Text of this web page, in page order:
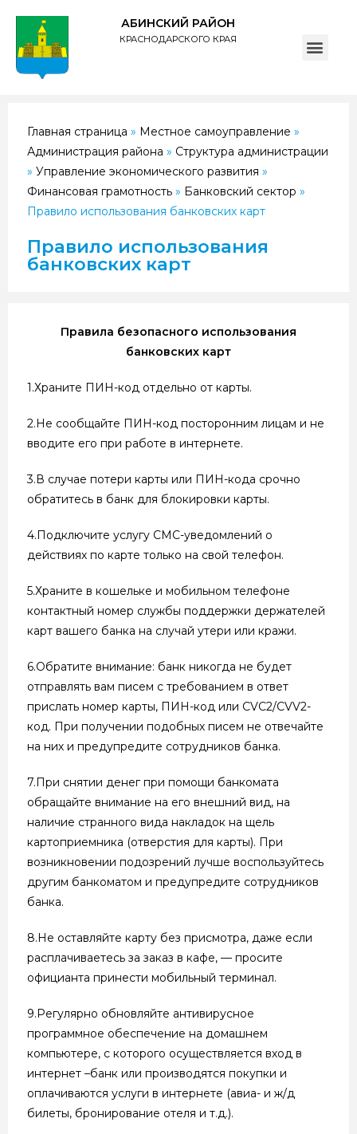
АБИНСКИЙ РАЙОН
КРАСНОДАРСКОГО КРАЯ
Главная страница » Местное самоуправление »
Администрация района » Структура администрации
» Управление экономического развития »
Финансовая грамотность » Банковский сектор »
Правило использования банковских карт
Правило использования
банковских карт
Правила безопасного использования
банковских карт
1.Храните ПИН-код отдельно от карты.
2.Не сообщайте ПИН-код посторонним лицам и не
вводите его при работе в интернете.
3.В случае потери карты или ПИН-кода срочно
обратитесь в банк для блокировки карты.
4.Подключите услугу СМС-уведомлений о
действиях по карте только на свой телефон.
5.Храните в кошельке и мобильном телефоне
контактный номер службы поддержки держателей
карт вашего банка на случай утери или кражи.
6.Обратите внимание: банк никогда не будет
отправлять вам писем с требованием в ответ
прислать номер карты, ПИН-код или CVC2/CVV2-
код. При получении подобных писем не отвечайте
на них и предупредите сотрудников банка.
7.При снятии денег при помощи банкомата
обращайте внимание на его внешний вид, на
наличие странного вида накладок на щель
картоприемника (отверстия для карты). При
возникновении подозрений лучше воспользуйтесь
другим банкоматом и предупредите сотрудников
банка.
8.Не оставляйте карту без присмотра, даже если
расплачиваетесь за заказ в кафе, — просите
официанта принести мобильный терминал.
9.Регулярно обновляйте антивирусное
программное обеспечение на домашнем
компьютере, с которого осуществляется вход в
интернет –банк или производятся покупки и
оплачиваются услуги в интернете (авиа- и ж/д
билеты, бронирование отеля и т.д.).